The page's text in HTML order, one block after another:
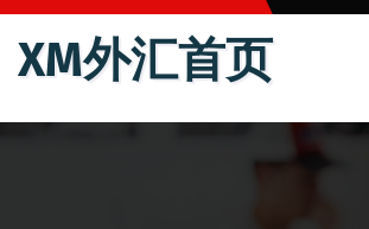
跳
XM外汇首页